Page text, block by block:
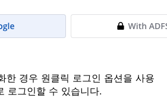
한 경우 원클릭 로그인 옵션을 사용
로그인할 수 있습니다.